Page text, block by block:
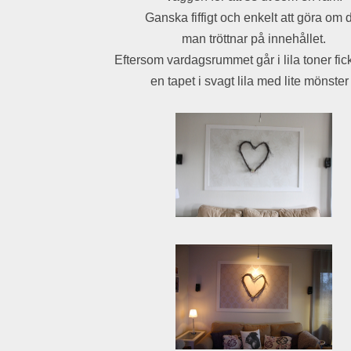
Ganska fiffigt och enkelt att göra om
man tröttnar på innehållet.
Eftersom vardagsrummet går i lila toner
en tapet i svagt lila med lite mönster